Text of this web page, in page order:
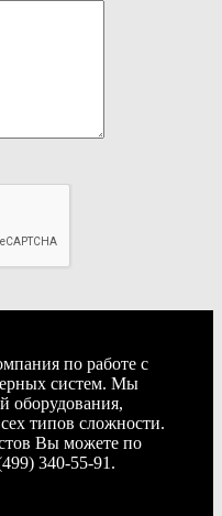
по работе с
систем. Мы
оборудования,
типов сложности.
Вы можете по
340-55-91.